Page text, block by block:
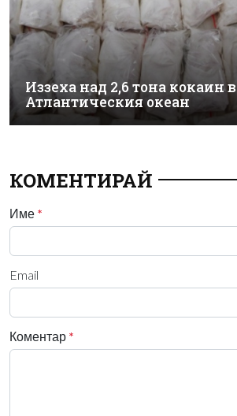
Иззеха над 2,6 тона кокаин в
Атлантическия океан
КОМЕНТИРАЙ
Име *
Email
Коментар *